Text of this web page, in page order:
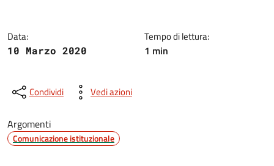
Data:
10 Marzo 2020
Tempo di lettura:
1 min
Condividi Vedi azioni
Argomenti
Comunicazione istituzionale